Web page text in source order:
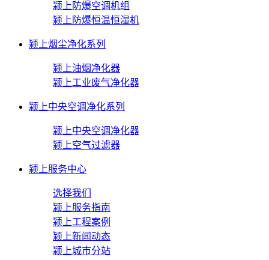
颍上防爆空调机组
颍上防爆恒温恒湿机
颍上烟尘净化系列
颍上油烟净化器
颍上工业废气净化器
颍上中央空调净化系列
颍上中央空调净化器
颍上空气过滤器
颍上服务中心
选择我们
颍上服务指南
颍上工程案例
颍上新闻动态
颍上城市分站